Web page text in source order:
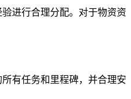
进行合理分配。对于物资资
有任务和里程碑，并合理安